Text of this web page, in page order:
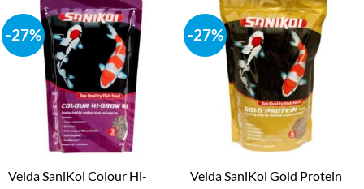
-27%
Velda SaniKoi Colour Hi-
-27%
Velda SaniKoi Gold Protein